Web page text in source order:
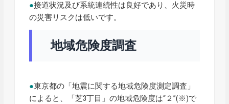
●接道状況及び系統連続性は良好であり、火災時
の災害リスクは低いです。
地域危険度調査
●東京都の「地震に関する地域危険度測定調査」
によると、「芝3丁目」の地域危険度は“２”(※)で